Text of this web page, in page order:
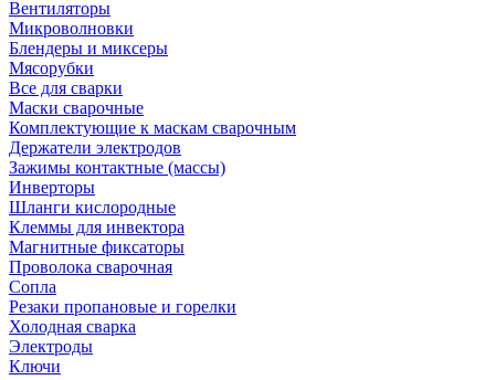
Вентиляторы
Микроволновки
Блендеры и миксеры
Мясорубки
Все для сварки
Маски сварочные
Комплектующие к маскам сварочным
Держатели электродов
Зажимы контактные (массы)
Инверторы
Шланги кислородные
Клеммы для инвектора
Магнитные фиксаторы
Проволока сварочная
Сопла
Резаки пропановые и горелки
Холодная сварка
Электроды
Ключи